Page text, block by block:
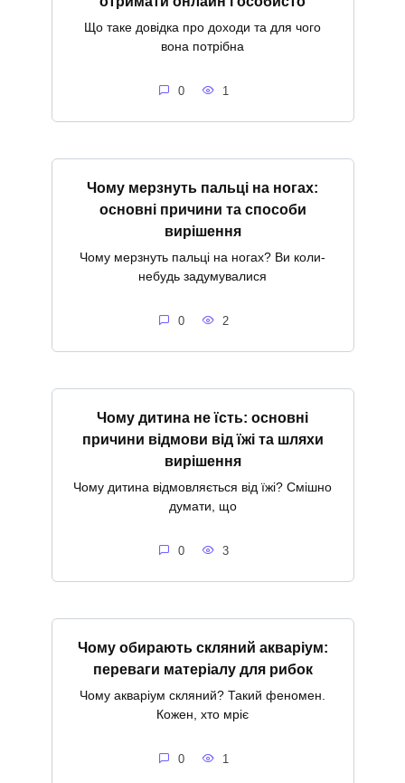
Що таке довідка про доходи та для чого
вона потрібна
0 1
Чому мерзнуть пальці на ногах:
основні причини та способи
вирішення
Чому мерзнуть пальці на ногах? Ви коли-
небудь задумувалися
0 2
Чому дитина не їсть: основні
причини відмови від їжі та шляхи
вирішення
Чому дитина відмовляється від їжі? Смішно
думати, що
0 3
Чому обирають скляний акваріум:
переваги матеріалу для рибок
Чому акваріум скляний? Такий феномен.
Кожен, хто мріє
0 1